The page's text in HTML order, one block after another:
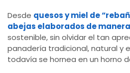
Desde quesos y miel de
abejas elaborados de
sostenible, sin olvidar el tan
panadería tradicional, natural y
todavía se hornea en un horno